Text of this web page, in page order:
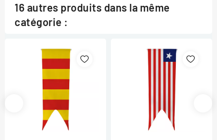
16 autres produits dans la même
catégorie :